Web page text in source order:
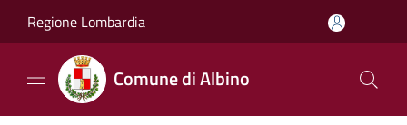
Regione Lombardia
Comune di Albino